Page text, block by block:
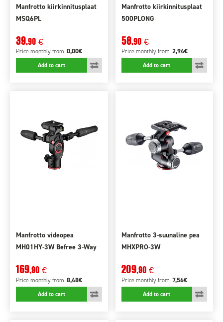
Manfrotto kiirkinnitusplaat
MSQ6PL
39,90 €
Price monthlyfrom 0,00€
Add to cart
Manfrotto kiirkinnitusplaat
500PLONG
58,90 €
Price monthly from 2,94€
Add to cart
Manfrotto videopea
MH01HY-3W Befree 3-Way
169,90 €
Price monthlyfrom 8,48€
Add to cart
Manfrotto 3-suunaline pea
MHXPRO-3W
209,90 €
Price monthly from 7,56€
Add to cart